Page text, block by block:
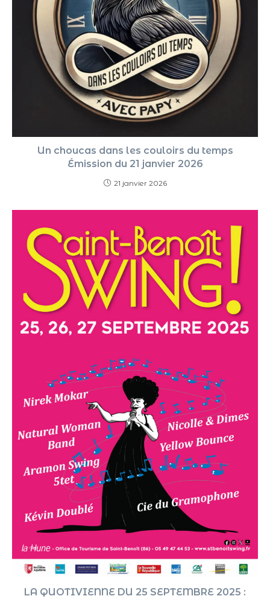
Un choucas dans les couloirs du temps
Émission du 21 janvier 2026
21 janvier 2026
LA QUOTIVIENNE DU 25 SEPTEMBRE 2025 :